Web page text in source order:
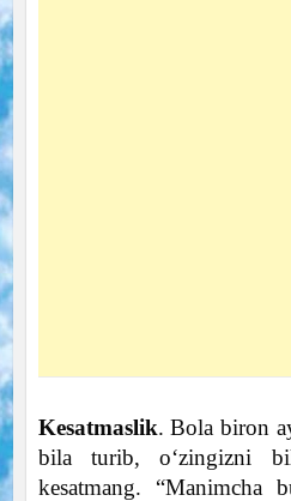
Kesatmaslik. Bola biron
bila turib, o‘zingizni
kesatmang. “Manimcha